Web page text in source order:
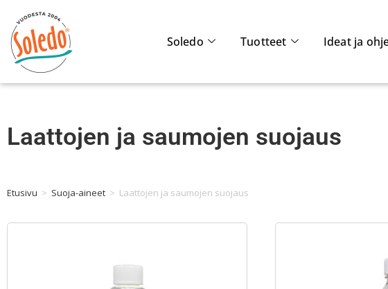
Soledo Tuotteet Ideat ja
Laattojen ja saumojen suojaus
Etusivu > Suoja-aineet > Laattojen ja saumojen suojaus